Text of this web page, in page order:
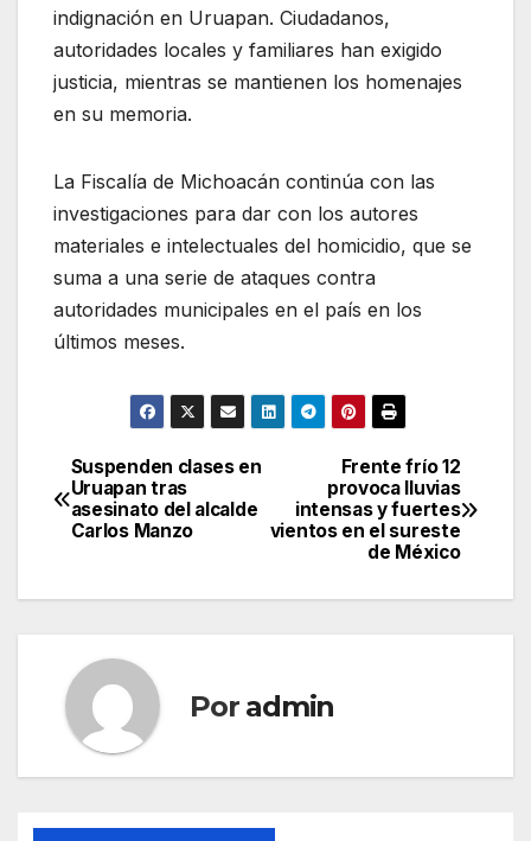
indignación en Uruapan. Ciudadanos,
autoridades locales y familiares han exigido
justicia, mientras se mantienen los homenajes
en su memoria.
La Fiscalía de Michoacán continúa con las
investigaciones para dar con los autores
materiales e intelectuales del homicidio, que se
suma a una serie de ataques contra
autoridades municipales en el país en los
últimos meses.
Navegación
de
Frente frío 12
provoca lluvias
intensas y fuertes
vientos en el sureste
de México
Suspenden clases en
Uruapan tras
asesinato del alcalde
Carlos Manzo
Por admin